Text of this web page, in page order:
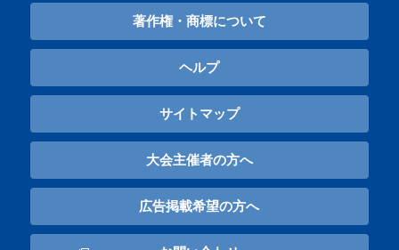
著作権・商標について
ヘルプ
サイトマップ
大会主催者の方へ
広告掲載希望の方へ